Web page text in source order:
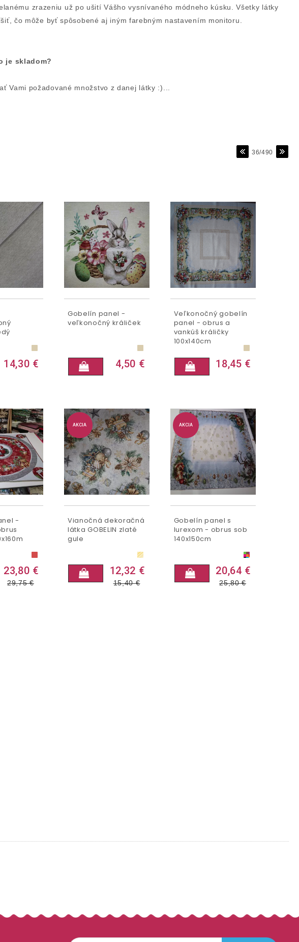
zrazeniu už po ušití Vášho vysnívaného módneho kúsku. Všetky látky
čo môže byť spôsobené aj iným farebným nastavením monitoru.
je skladom?
Vami požadované množstvo z danej látky :)...
36/490
14,30 €
Gobelín panel -
veľkonočný králiček
4,50 €
Veľkonočný gobelín
panel - obrus a
vankúš králičky
100x140cm
18,45 €
-
23,80 €
29,75€
AKCIA
Vianočná dekoračná
látka GOBELIN zlaté
gule
12,32 €
15,40€
AKCIA
Gobelín panel s
lurexom - obrus sob
140x150cm
20,64 €
25,80€